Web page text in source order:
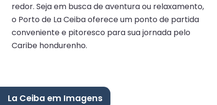
redor. Seja em busca de aventura ou relaxamento,
o Porto de La Ceiba oferece um ponto de partida
conveniente e pitoresco para sua jornada pelo
Caribe hondurenho.
La Ceiba em Imagens